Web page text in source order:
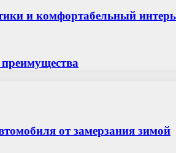
и комфортабельный
от замерзания зимой